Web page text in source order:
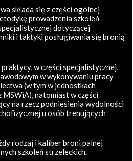
składa się z części ogólnej
prowadzenia szkoleń
dotyczącej
i taktyki posługiwania się bronią
w części specjalistycznej,
w wykonywaniu pracy
(w tym w jednostkach
natomiast w części
na rzecz podniesienia wydolności
u osób trenujących
rodzaj i kaliber broni palnej
szkoleń strzeleckich.